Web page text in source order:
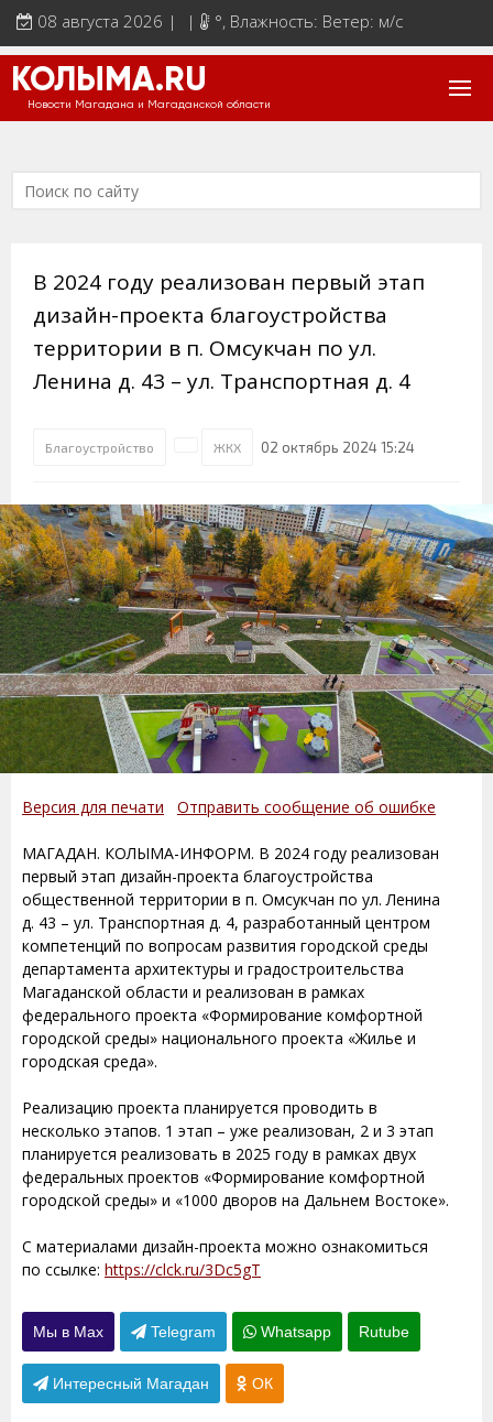
08 августа 2026 | | °, Влажность: Ветер: м/с
КОЛЫМА.RU
Новости Магадана и Магаданской области
В 2024 году реализован первый этап
дизайн-проекта благоустройства
территории в п. Омсукчан по ул.
Ленина д. 43 – ул. Транспортная д. 4
Благоустройство ЖКХ 02 октябрь 2024 15:24
Версия для печати Отправить сообщение об ошибке
МАГАДАН. КОЛЫМА-ИНФОРМ. В 2024 году реализован
первый этап дизайн-проекта благоустройства
общественной территории в п. Омсукчан по ул. Ленина
д. 43 – ул. Транспортная д. 4, разработанный центром
компетенций по вопросам развития городской среды
департамента архитектуры и градостроительства
Магаданской области и реализован в рамках
федерального проекта «Формирование комфортной
городской среды» национального проекта «Жилье и
городская среда».
Реализацию проекта планируется проводить в
несколько этапов. 1 этап – уже реализован, 2 и 3 этап
планируется реализовать в 2025 году в рамках двух
федеральных проектов «Формирование комфортной
городской среды» и «1000 дворов на Дальнем Востоке».
С материалами дизайн-проекта можно ознакомиться
по ссылке: https://clck.ru/3Dc5gT
Мы в Max Telegram Whatsapp Rutube
Интересный Магадан ОК